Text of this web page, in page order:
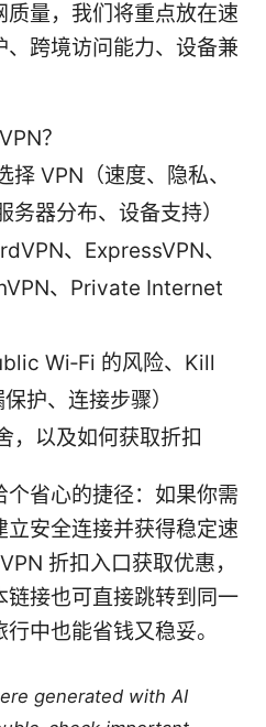
量，我们将重点放在速
跨境访问能力、设备兼
？
VPN（速度、隐私、
器分布、设备支持）
、ExpressVPN、
、Private Internet
Wi‑Fi 的风险、Kill
护、连接步骤）
，以及如何获取折扣
省心的捷径：如果你需
安全连接并获得稳定速
折扣入口获取优惠，
链接也可直接跳转到同一
中也能省钱又稳妥。
generated with AI